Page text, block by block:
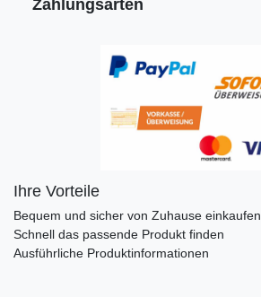
Zahlungsarten
Ihre Vorteile
Bequem und sicher von Zuhause einkaufen
Schnell das passende Produkt finden
Ausführliche Produktinformationen